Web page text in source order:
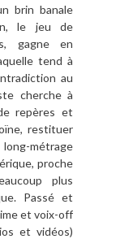
brin banale
le jeu de
gagne en
tend à
au
cherche à
repères et
restituer
métrage
proche
plus
Passé et
et voix-off
et vidéos)